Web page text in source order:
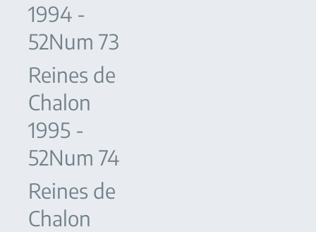
1994 -
52Num 73
Reines de
Chalon
1995 -
52Num 74
Reines de
Chalon